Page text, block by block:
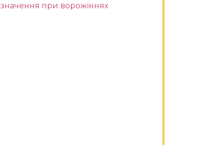
значення при ворожіннях